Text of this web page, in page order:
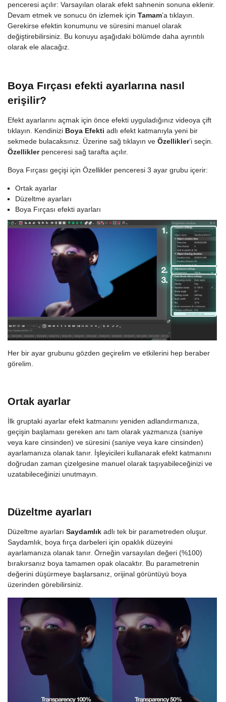
penceresi açılır: Varsayılan olarak efekt sahnenin sonuna eklenir.
Devam etmek ve sonucu ön izlemek için Tamam’a tıklayın.
Gerekirse efektin konumunu ve süresini manuel olarak
değiştirebilirsiniz. Bu konuyu aşağıdaki bölümde daha ayrıntılı
olarak ele alacağız.
Boya Fırçası efekti ayarlarına nasıl
erişilir?
Efekt ayarlarını açmak için önce efekti uyguladığınız videoya çift
tıklayın. Kendinizi Boya Efekti adlı efekt katmanıyla yeni bir
sekmede bulacaksınız. Üzerine sağ tıklayın ve Özellikler’i seçin.
Özelliklerpenceresi sağ tarafta açılır.
Boya Fırçası geçişi için Özellikler penceresi 3 ayar grubu içerir:
Ortak ayarlar
Düzeltme ayarları
Boya Fırçası efekti ayarları
Her bir ayar grubunu gözden geçirelim ve etkilerini hep beraber
görelim.
Ortak ayarlar
İlk gruptaki ayarlar efekt katmanını yeniden adlandırmanıza,
geçişin başlaması gereken anı tam olarak yazmanıza (saniye
veya kare cinsinden) ve süresini (saniye veya kare cinsinden)
ayarlamanıza olanak tanır. İşleyicileri kullanarak efekt katmanını
doğrudan zaman çizelgesine manuel olarak taşıyabileceğinizi ve
uzatabileceğinizi unutmayın.
Düzeltme ayarları
Düzeltme ayarları Saydamlık adlı tek bir parametreden oluşur.
Saydamlık, boya fırça darbeleri için opaklık düzeyini
ayarlamanıza olanak tanır. Örneğin varsayılan değeri (%100)
bırakırsanız boya tamamen opak olacaktır. Bu parametrenin
değerini düşürmeye başlarsanız, orijinal görüntüyü boya
üzerinden görebilirsiniz.